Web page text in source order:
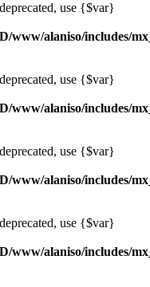
use {$var}
www/alaniso/includes/
use {$var}
www/alaniso/includes/
use {$var}
www/alaniso/includes/
use {$var}
www/alaniso/includes/